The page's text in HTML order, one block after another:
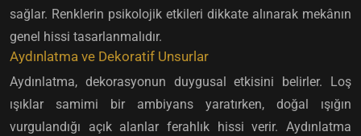
sağlar. Renklerin psikolojik etkileri dikkate alınarak mekânın
genel hissi tasarlanmalıdır.
Aydınlatma ve Dekoratif Unsurlar
Aydınlatma, dekorasyonun duygusal etkisini belirler. Loş
ışıklar samimi bir ambiyans yaratırken, doğal ışığın
vurgulandığı açık alanlar ferahlık hissi verir. Aydınlatma